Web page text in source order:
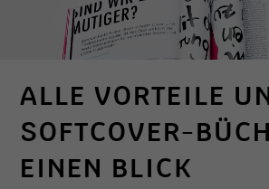
ALLE VORTEILE
SOFTCOVER-
EINEN BLICK